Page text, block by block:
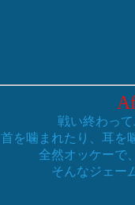
戦い終わって
首を噛まれたり、耳を
全然オッケーで
そんなジェー